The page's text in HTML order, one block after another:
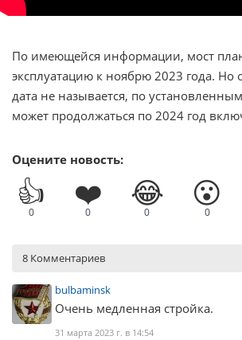
По имеющейся информации, мост
эксплуатацию к ноябрю 2023 года. Но
дата не называется, по
может продолжаться по 2024 год
Оцените новость:
👍
0
❤️
0
😂
0
😮
0
8 Комментариев
bulbaminsk
Очень медленная стройка.
31 марта 2023 г. в 14:54